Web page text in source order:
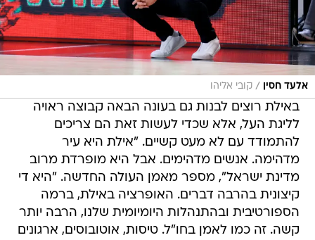
אלעד חסין / קובי אליהו
באילת רוצים לבנות גם בעונה הבאה קבוצה ראויה
לליגת העל, אלא שכדי לעשות זאת הם צריכים
להתמודד עם לא מעט קשיים. "אילת היא עיר
מדהימה. אנשים מדהימים. אבל היא מופרדת מרוב
מדינת ישראל", מספר מאמן העולה החדשה. "היא די
קיצונית בהרבה דברים. האופרציה באילת, ברמה
הספורטיבית ובהתנהלות היומיומית שלנו, הרבה יותר
קשה. זה כמו לאמן בחו"ל. טיסות, אוטובוסים, ארגונים